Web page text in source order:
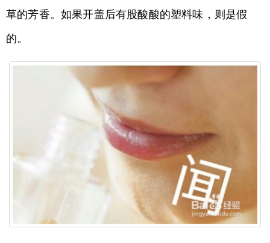
草的芳香。如果开盖后有股酸酸的塑料味，则是假
的。